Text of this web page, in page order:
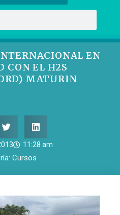
EN
CON EL H2S
MATURIN
11:28 am
Cursos